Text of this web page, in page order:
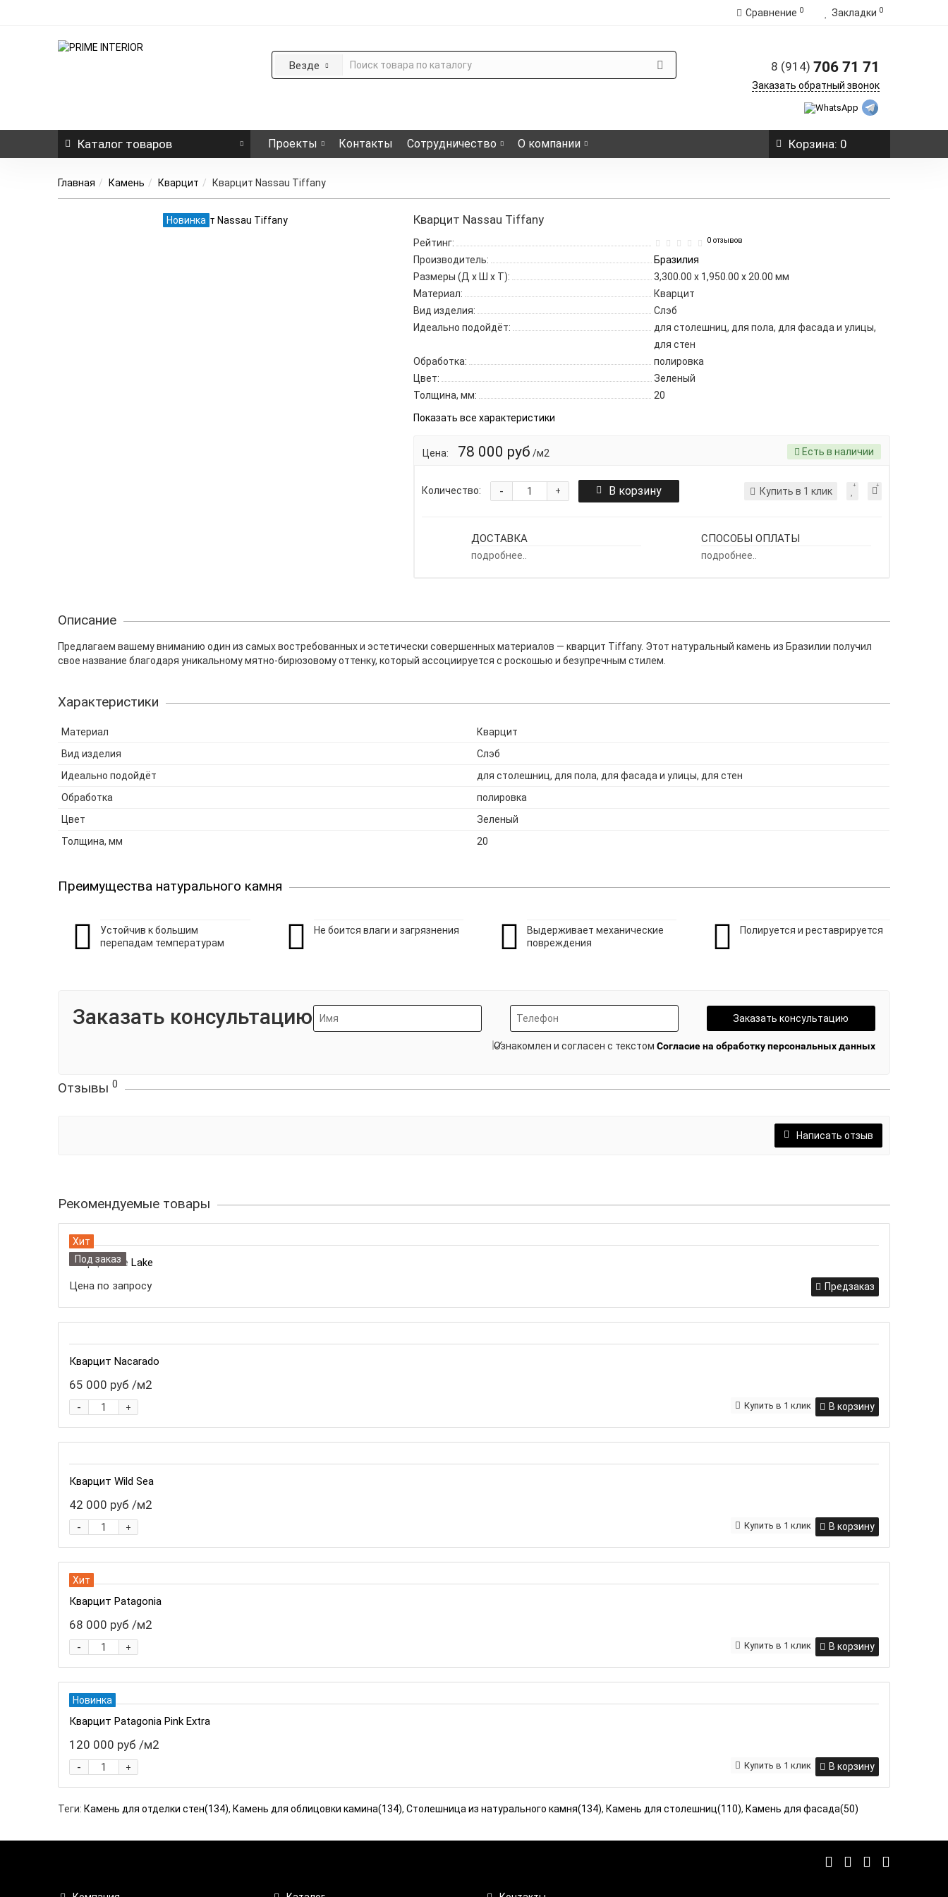
Сравнение 0 Закладки 0
Везде 8 (914) 706 71 71
Заказать обратный звонок
Каталог товаров Проекты Контакты Сотрудничество О компании Корзина: 0
Главная Камень Кварцит Кварцит Nassau Tiffany
Новинка Кварцит Nassau Tiffany
Рейтинг: 0 отзывов
Производитель:
Бразилия
Размеры (Д x Ш x Т):
3,300.00 x 1,950.00 x 20.00 мм
Материал:
Кварцит
Вид изделия:
Слэб
Идеально подойдёт:
для столешниц, для пола, для фасада и улицы,
для стен
Обработка:
полировка
Цвет:
Зеленый
Толщина, мм:
20
Показать все характеристики
Цена: 78 000 руб /м2 Есть в наличии
Количество: +
- В корзину Купить в 1 клик
ДОСТАВКА
подробнее..
СПОСОБЫ ОПЛАТЫ
подробнее..
Описание
Предлагаем вашему вниманию один из самых востребованных и эстетически совершенных материалов — кварцит Tiffany. Этот натуральный камень из Бразилии получил
свое название благодаря уникальному мятно-бирюзовому оттенку, который ассоциируется с роскошью и безупречным стилем.
Характеристики
Материал
Кварцит
Вид изделия
Слэб
Идеально подойдёт
для столешниц, для пола, для фасада и улицы, для стен
Обработка
полировка
Цвет
Зеленый
Толщина, мм
20
Преимущества натурального камня
Устойчив к большим
перепадам температурам
Не боится влаги и загрязнения
Выдерживает механические
повреждения
Полируется и реставрируется
Заказать консультацию Заказать консультацию
Ознакомлен и согласен с текстом Согласие на обработку персональных данных
Отзывы0
Написать отзыв
Рекомендуемые товары
Хит
Под заказ
Кварцит Ice Lake
Цена по запросу
Предзаказ
Кварцит Nacarado
65 000 руб /м2
+
- В корзину
Купить в 1 клик
Кварцит Wild Sea
42 000 руб /м2
+
- В корзину
Купить в 1 клик
Хит
Кварцит Patagonia
68 000 руб /м2
+
- В корзину
Купить в 1 клик
Новинка
Кварцит Patagonia Pink Extra
120 000 руб /м2
+
- В корзину
Купить в 1 клик
Теги: Камень для отделки стен(134), Камень для облицовки камина(134),Столешница из натурального камня(134), Камень для столешниц(110), Камень для фасада(50)